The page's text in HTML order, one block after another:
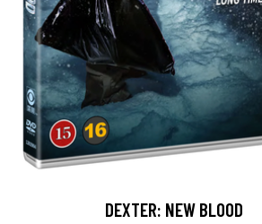
DEXTER: NEW BLOOD